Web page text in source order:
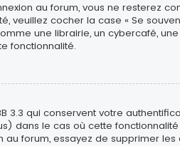
au forum, vous ne resterez
veuillez cocher la case « Se
une librairie, un cybercafé,
fonctionnalité.
qui conservent votre
dans le cas où cette
forum, essayez de supprimer les